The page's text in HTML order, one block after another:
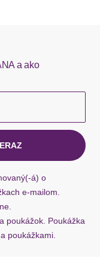
doručené
doručené
dní.
a ako
á) o
e-mailom.
poukážok. Poukážka
poukážkami.